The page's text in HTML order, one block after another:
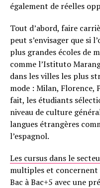
également de réelles
Tout d’abord, faire
peut s’envisager que si
plus grandes écoles de
comme l’Istituto
dans les villes les plus
mode : Milan, Florence,
fait, les étudiants
niveau de culture
langues étrangères
l’espagnol.
Les cursus dans le
multiples et concernent
Bac à Bac+5 avec une